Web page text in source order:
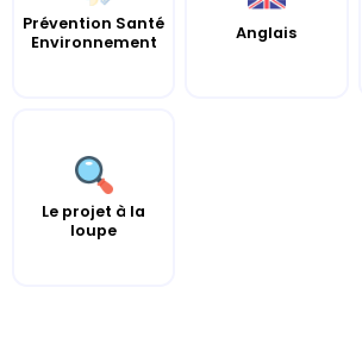
Prévention Santé
Environnement
Anglais
Le projet à la
loupe